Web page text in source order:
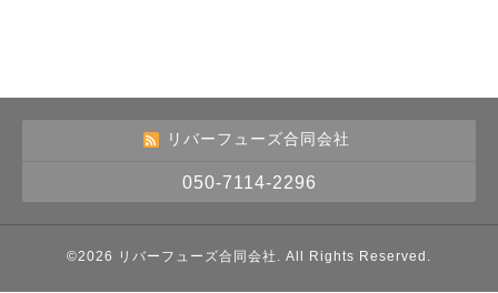
リバーフューズ合同会社
050-7114-2296
©2026 リバーフューズ合同会社 . All Rights Reserved.